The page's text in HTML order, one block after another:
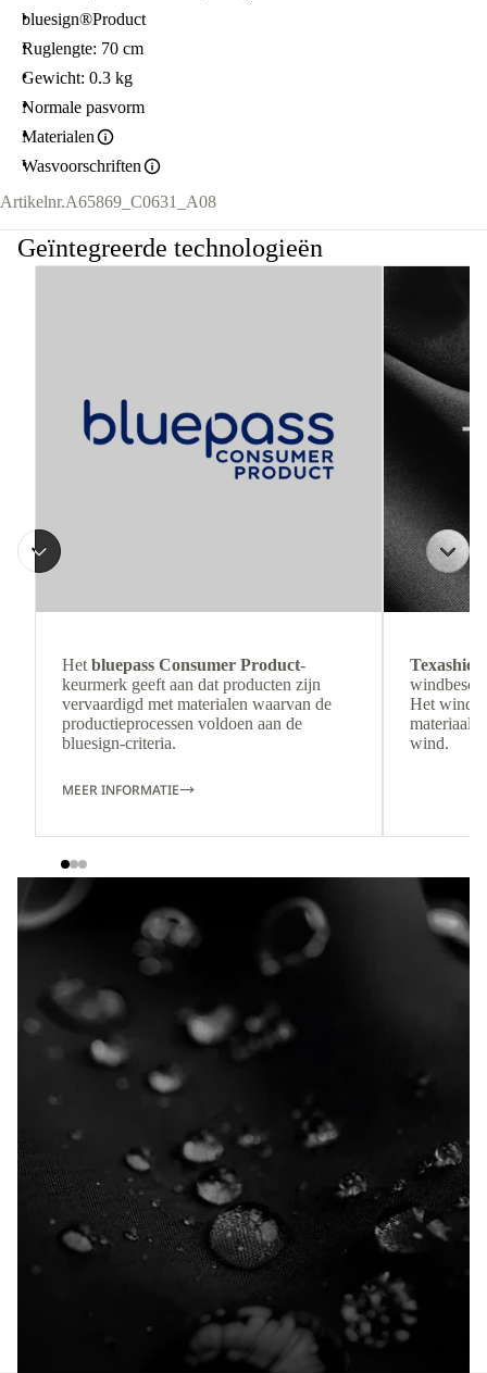
bluesign®Product
Ruglengte: 70 cm
Gewicht: 0.3 kg
Normale pasvorm
Materialen
Wasvoorschriften
Artikelnr.A65869_C0631_A08
Geïntegreerde technologieën
Het bluepass Consumer Product-
keurmerk geeft aan dat producten zijn
vervaardigd met materialen waarvan de
productieprocessen voldoen aan de
bluesign-criteria.
MEER INFORMATIE
Het
materiaal
wind.